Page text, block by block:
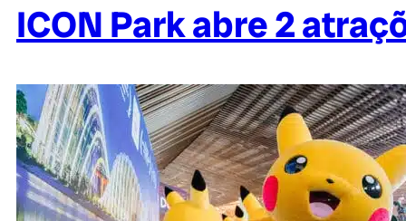
ICON Park abre 2